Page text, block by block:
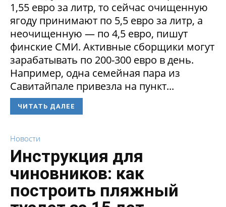
1,55 евро за литр, то сейчас очищенную
ягоду принимают по 5,5 евро за литр, а
неочищенную — по 4,5 евро, пишут
финские СМИ. Активные сборщики могут
зарабатывать по 200-300 евро в день.
Например, одна семейная пара из
Савитайпале привезла на пункт...
ЧИТАТЬ ДАЛЕЕ
Новости
Инструкция для
чиновников: как
построить пляжный